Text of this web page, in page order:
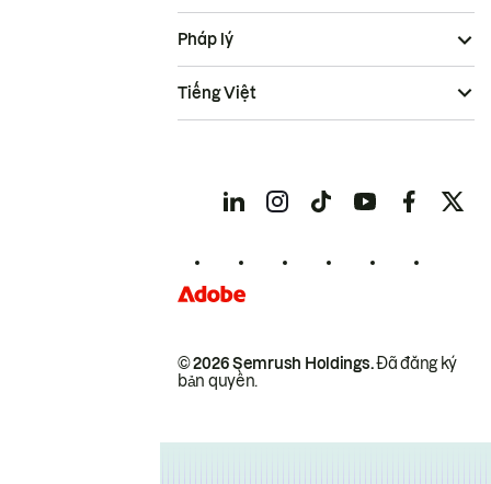
© 2026 Semrush Holdings.Đã đăng ký
bản quyền.
Pháp lý
Tiếng Việt